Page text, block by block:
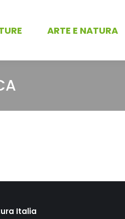
ARTE E NATURA
Italia